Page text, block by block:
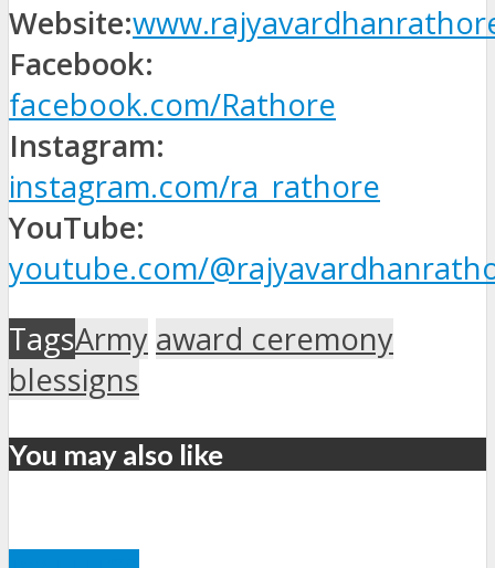
Website:
Facebook:
facebook.com/Rathore
Instagram:
instagram.com/ra_rathore
YouTube:
youtube.com/
TagsArmy award ceremony
blessigns
You may also like